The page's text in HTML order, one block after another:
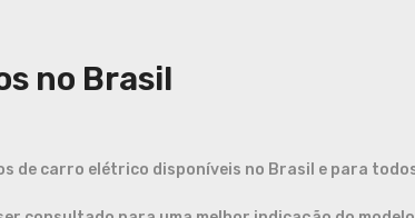
no Brasil
de carro elétrico disponíveis no Brasil e para